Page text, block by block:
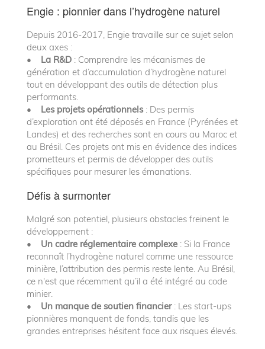
Engie : pionnier dans l’hydrogène naturel
Depuis 2016-2017, Engie travaille sur ce sujet selon
deux axes :
• La R&D : Comprendre les mécanismes de
génération et d’accumulation d’hydrogène naturel
tout en développant des outils de détection plus
performants.
• Les projets opérationnels: Des permis
d’exploration ont été déposés en France (Pyrénées et
Landes) et des recherches sont en cours au Maroc et
au Brésil. Ces projets ont mis en évidence des indices
prometteurs et permis de développer des outils
spécifiques pour mesurer les émanations.
Défis à surmonter
Malgré son potentiel, plusieurs obstacles freinent le
développement :
• Un cadre réglementaire complexe : Si la France
reconnaît l’hydrogène naturel comme une ressource
minière, l’attribution des permis reste lente. Au Brésil,
ce n'est que récemment qu’il a été intégré au code
minier.
• Un manque de soutien financier: Les start-ups
pionnières manquent de fonds, tandis que les
grandes entreprises hésitent face aux risques élevés.